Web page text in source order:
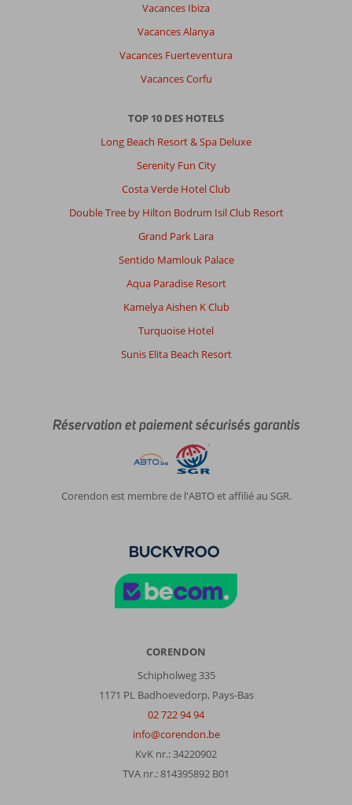
Vacances Ibiza
Vacances Alanya
Vacances Fuerteventura
Vacances Corfu
TOP 10 DES HOTELS
Long Beach Resort & Spa Deluxe
Serenity Fun City
Costa Verde Hotel Club
Double Tree by Hilton Bodrum Isil Club Resort
Grand Park Lara
Sentido Mamlouk Palace
Aqua Paradise Resort
Kamelya Aishen K Club
Turquoise Hotel
Sunis Elita Beach Resort
Réservation et paiement sécurisés garantis
Corendon est membre de l'ABTO et affilié au SGR.
CORENDON
Schipholweg 335
1171 PL Badhoevedorp, Pays-Bas
02 722 94 94
info@corendon.be
KvK nr.: 34220902
TVA nr.: 814395892 B01